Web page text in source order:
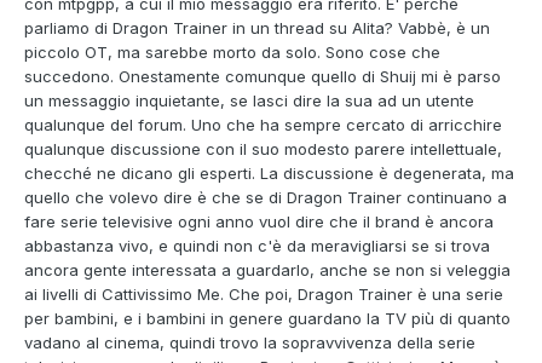
parliamo di Dragon Trainer in un thread su Alita? Vabbè, è un
piccolo OT, ma sarebbe morto da solo. Sono cose che
succedono. Onestamente comunque quello di Shuij mi è parso
un messaggio inquietante, se lasci dire la sua ad un utente
qualunque del forum. Uno che ha sempre cercato di arricchire
qualunque discussione con il suo modesto parere intellettuale,
checché ne dicano gli esperti. La discussione è degenerata, ma
quello che volevo dire è che se di Dragon Trainer continuano a
fare serie televisive ogni anno vuol dire che il brand è ancora
abbastanza vivo, e quindi non c'è da meravigliarsi se si trova
ancora gente interessata a guardarlo, anche se non si veleggia
ai livelli di Cattivissimo Me. Che poi, Dragon Trainer è una serie
per bambini, e i bambini in genere guardano la TV più di quanto
vadano al cinema, quindi trovo la sopravvivenza della serie